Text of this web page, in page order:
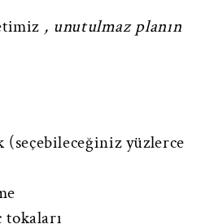
, unutulmaz planın
yüzlerce
tokaları